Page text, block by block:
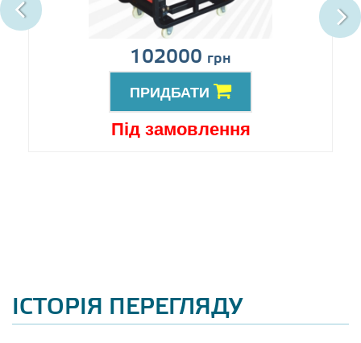
102000 грн
ПРИДБАТИ
Під замовлення
ІСТОРІЯ ПЕРЕГЛЯДУ